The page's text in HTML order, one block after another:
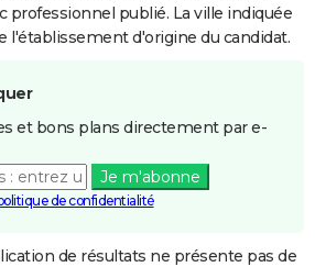
professionnel publié. La ville indiquée
l'établissement d'origine du candidat.
et bons plans directement par e-
Je m'abonne
de confidentialité
de résultats ne présente pas de